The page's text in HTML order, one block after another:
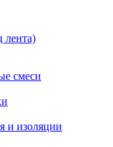
лента)
смеси
и изоляции